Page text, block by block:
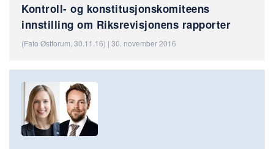
Kontroll- og konstitusjonskomiteens
innstilling om Riksrevisjonens rapporter
(Fafo Østforum, 30.11.16) | 30. november 2016